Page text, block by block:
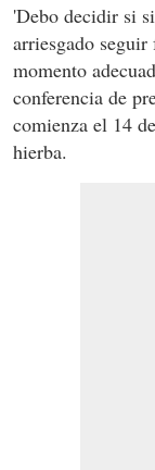
'Debo decidir si
arriesgado
momento
conferencia de
comienza el 14
hierba.